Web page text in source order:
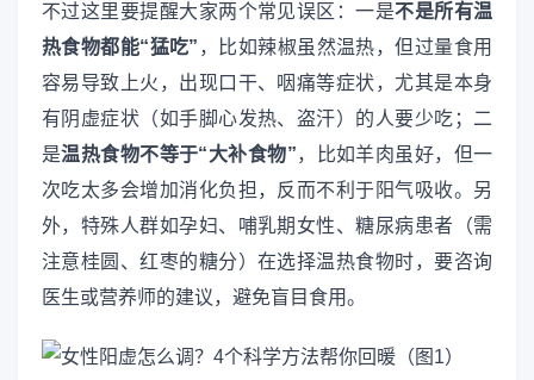
不过这里要提醒大家两个常见误区：一是不是所有温
热食物都能“猛吃” ，比如辣椒虽然温热，但过量食用
容易导致上火，出现口干、咽痛等症状，尤其是本身
有阴虚症状（如手脚心发热、盗汗）的人要少吃；二
是温热食物不等于“大补食物”，比如羊肉虽好，但一
次吃太多会增加消化负担，反而不利于阳气吸收。另
外，特殊人群如孕妇、哺乳期女性、糖尿病患者（需
注意桂圆、红枣的糖分）在选择温热食物时，要咨询
医生或营养师的建议，避免盲目食用。